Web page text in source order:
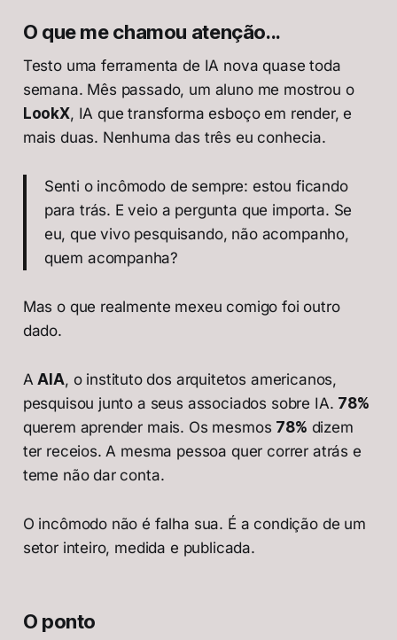
O que me chamou atenção...
Testo uma ferramenta de IA nova quase toda
semana. Mês passado, um aluno me mostrou o
LookX, IA que transforma esboço em render, e
mais duas. Nenhuma das três eu conhecia.
Senti o incômodo de sempre: estou ficando
para trás. E veio a pergunta que importa. Se
eu, que vivo pesquisando, não acompanho,
quem acompanha?
Mas o que realmente mexeu comigo foi outro
dado.
AAIA, o instituto dos arquitetos americanos,
pesquisou junto a seus associados sobre IA. 78%
querem aprender mais. Os mesmos 78% dizem
ter receios. A mesma pessoa quer correr atrás e
teme não dar conta.
O incômodo não é falha sua. É a condição de um
setor inteiro, medida e publicada.
O ponto